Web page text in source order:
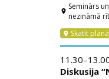
location_on Seminārs
nezināmā
location_on Skatīt plānā
Diskusija